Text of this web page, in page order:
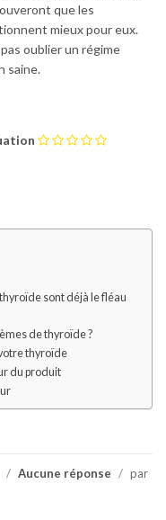
que les
mieux pour eux.
oublier un régime
saine.
sont déjà le fléau
de thyroïde ?
thyroïde
du produit
/ Aucune réponse / par